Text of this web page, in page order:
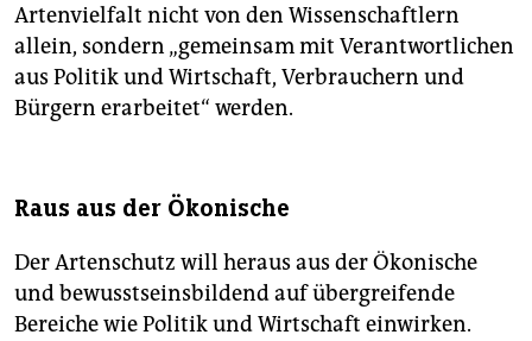
Artenvielfalt nicht von den Wissenschaftlern
allein, sondern „gemeinsam mit Verantwortlichen
aus Politik und Wirtschaft, Verbrauchern und
Bürgern erarbeitet“ werden.
Raus aus der Ökonische
Der Artenschutz will heraus aus der Ökonische
und bewusstseinsbildend auf übergreifende
Bereiche wie Politik und Wirtschaft einwirken.